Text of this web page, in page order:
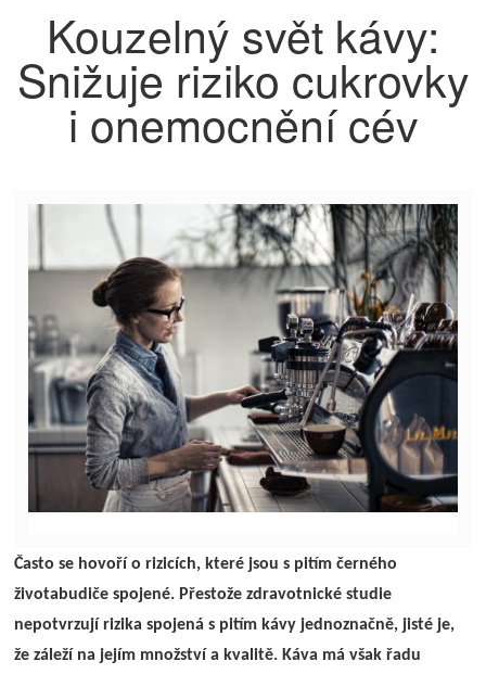
Kouzelný svět kávy:
Snižuje riziko cukrovky
i onemocnění cév
Často se hovoří o rizicích, které jsou s pitím černého
životabudiče spojené. Přestože zdravotnické studie
nepotvrzují rizika spojená s pitím kávy jednoznačně, jisté je,
že záleží na jejím množství a kvalitě. Káva má však řadu